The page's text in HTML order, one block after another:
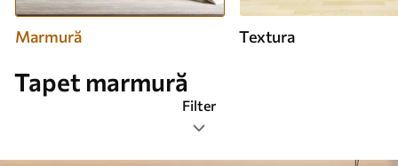
Marmură Textura
Tapet marmură
Filter
Etichete